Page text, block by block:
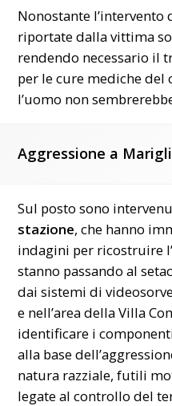
Nonostante
riportate dalla vittima
rendendo necessario il
per le cure mediche del
l’uomo non
Aggressione a
Sul posto sono
stazione, che hanno
indagini per ricostruire
stanno passando al
dai sistemi di
e nell’area della Villa
identificare i
alla base
natura razziale, futili
legate al controllo del